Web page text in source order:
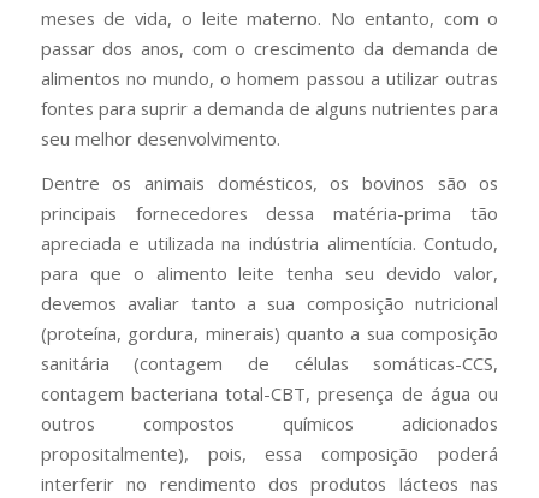
meses de vida, o leite materno. No entanto, com o
passar dos anos, com o crescimento da demanda de
alimentos no mundo, o homem passou a utilizar outras
fontes para suprir a demanda de alguns nutrientes para
seu melhor desenvolvimento.
Dentre os animais domésticos, os bovinos são os
principais fornecedores dessa matéria-prima tão
apreciada e utilizada na indústria alimentícia. Contudo,
para que o alimento leite tenha seu devido valor,
devemos avaliar tanto a sua composição nutricional
(proteína, gordura, minerais) quanto a sua composição
sanitária (contagem de células somáticas-CCS,
contagem bacteriana total-CBT, presença de água ou
outros compostos químicos adicionados
propositalmente), pois, essa composição poderá
interferir no rendimento dos produtos lácteos nas